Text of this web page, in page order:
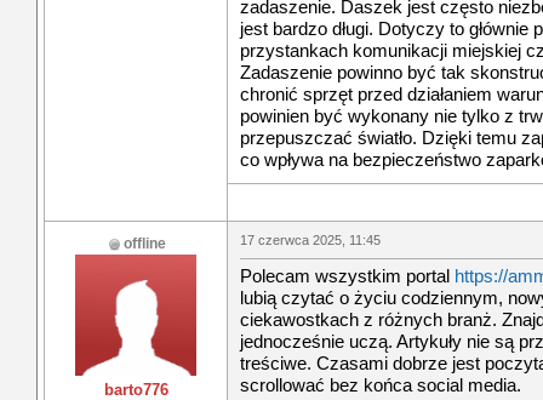
zadaszenie. Daszek jest często
jest bardzo długi. Dotyczy to
przystankach komunikacji miejskiej
Zadaszenie powinno być tak
chronić sprzęt przed działaniem
powinien być wykonany nie tylko z
przepuszczać światło. Dzięki temu
co wpływa na bezpieczeństwo
offline
barto776
17 czerwca 2025, 11:45
Polecam wszystkim portal https://
lubią czytać o życiu codziennym,
ciekawostkach z różnych branż.
jednocześnie uczą. Artykuły nie są
treściwe. Czasami dobrze jest
scrollować bez końca social media.